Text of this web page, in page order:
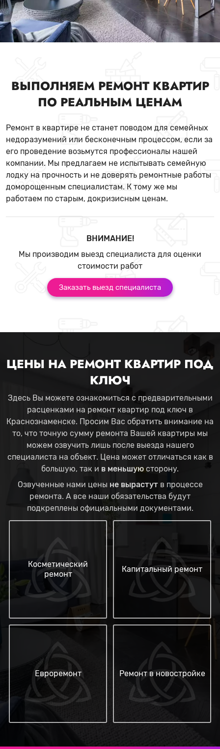
ВЫПОЛНЯЕМ РЕМОНТ КВАРТИР
ПО РЕАЛЬНЫМ ЦЕНАМ
Ремонт в квартире не станет поводом для семейных
недоразумений или бесконечным процессом, если за
его проведение возьмутся профессионалы нашей
компании. Мы предлагаем не испытывать семейную
лодку на прочность и не доверять ремонтные работы
доморощенным специалистам. К тому же мы
работаем по старым, докризисным ценам.
ВНИМАНИЕ!
Мы производим выезд специалиста для оценки
стоимости работ
Заказать выезд специалиста
ЦЕНЫ НА РЕМОНТ КВАРТИР ПОД
КЛЮЧ
Здесь Вы можете ознакомиться с предварительными
расценками на ремонт квартир под ключ в
Краснознаменске. Просим Вас обратить внимание на
то, что точную сумму ремонта Вашей квартиры мы
можем озвучить лишь после выезда нашего
специалиста на объект. Цена может отличаться как в
большую, так и в меньшую сторону.
Озвученные нами цены не вырастутв процессе
ремонта. А все наши обязательства будут
подкреплены официальными документами.
Косметический
ремонт
Капитальный ремонт
Евроремонт Ремонт в новостройке